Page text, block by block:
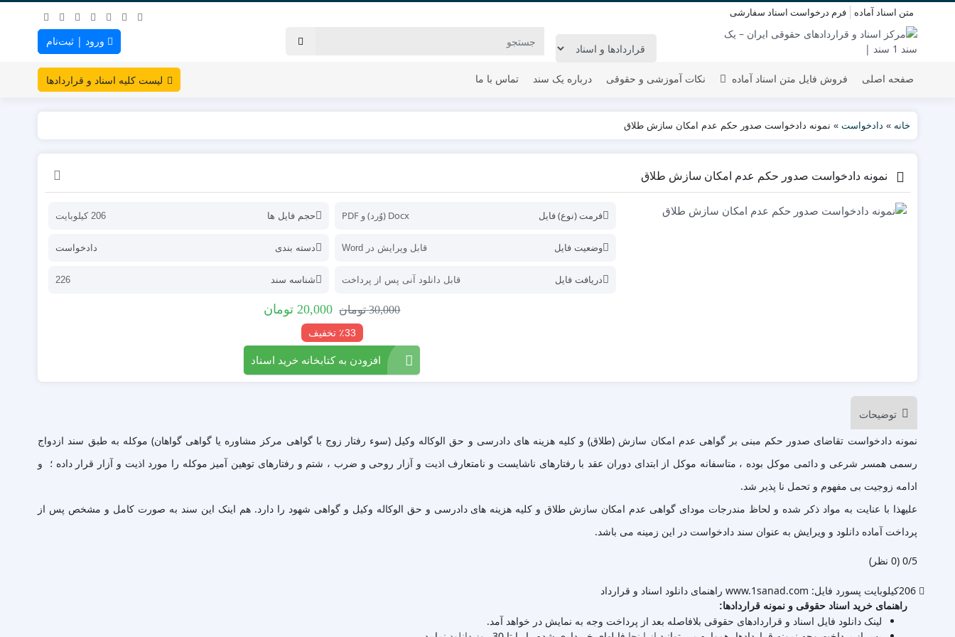
متن اسناد آماده فرم درخواست اسناد سفارشی
ورود | ثبت‌نام
صفحه اصلی فروش فایل متن اسناد آماده نکات آموزشی و حقوقی درباره یک سند تماس با ما لیست کلیه اسناد و قراردادها
خانه » دادخواست » نمونه دادخواست صدور حکم عدم امکان سازش طلاق
نمونه دادخواست صدور حکم عدم امکان سازش طلاق
فرمت (نوع) فایل Docx (وُرد) و PDF حجم فایل ها 206 کیلوبایت
وضعیت فایل قابل ویرایش در Word دسته بندی دادخواست
دریافت فایل قابل دانلود آنی پس از پرداخت شناسه سند 226
30,000 تومان 20,000 تومان
٪33 تخفیف
افزودن به کتابخانه خرید اسناد
توضیحات
نمونه دادخواست تقاضای صدور حکم مبنی بر گواهی عدم امکان سازش (طلاق) و کلیه هزینه های دادرسی و حق الوکاله وکیل (سوء رفتار زوج با گواهی مرکز مشاوره یا گواهی گواهان) موکله به طبق سند ازدواج
رسمی همسر شرعی و دائمی موکل بوده ، متاسفانه موکل از ابتدای دوران عقد با رفتارهای ناشایست و نامتعارف اذیت و آزار روحی و ضرب ، شتم و رفتارهای توهین آمیز موکله را مورد اذیت و آزار قرار داده ؛ و
ادامه زوجیت بی مفهوم و تحمل نا پذیر شد.
علیهذا با عنایت به مواد ذکر شده و لحاظ مندرجات مودای گواهی عدم امکان سازش طلاق و کلیه هزینه های دادرسی و حق الوکاله وکیل و گواهی شهود را دارد. هم اینک این سند به صورت کامل و مشخص پس از
پرداخت آماده دانلود و ویرایش به عنوان سند دادخواست در این زمینه می باشد.
‫0/5 ‫(0 نظر)
206کیلوبایت پسورد فایل: www.1sanad.com راهنمای دانلود اسناد و قرارداد
راهنمای خرید اسناد حقوقی و نمونه قراردادها:
لینک دانلود فایل اسناد و قراردادهای حقوقی بلافاصله بعد از پرداخت وجه به نمایش در خواهد آمد.